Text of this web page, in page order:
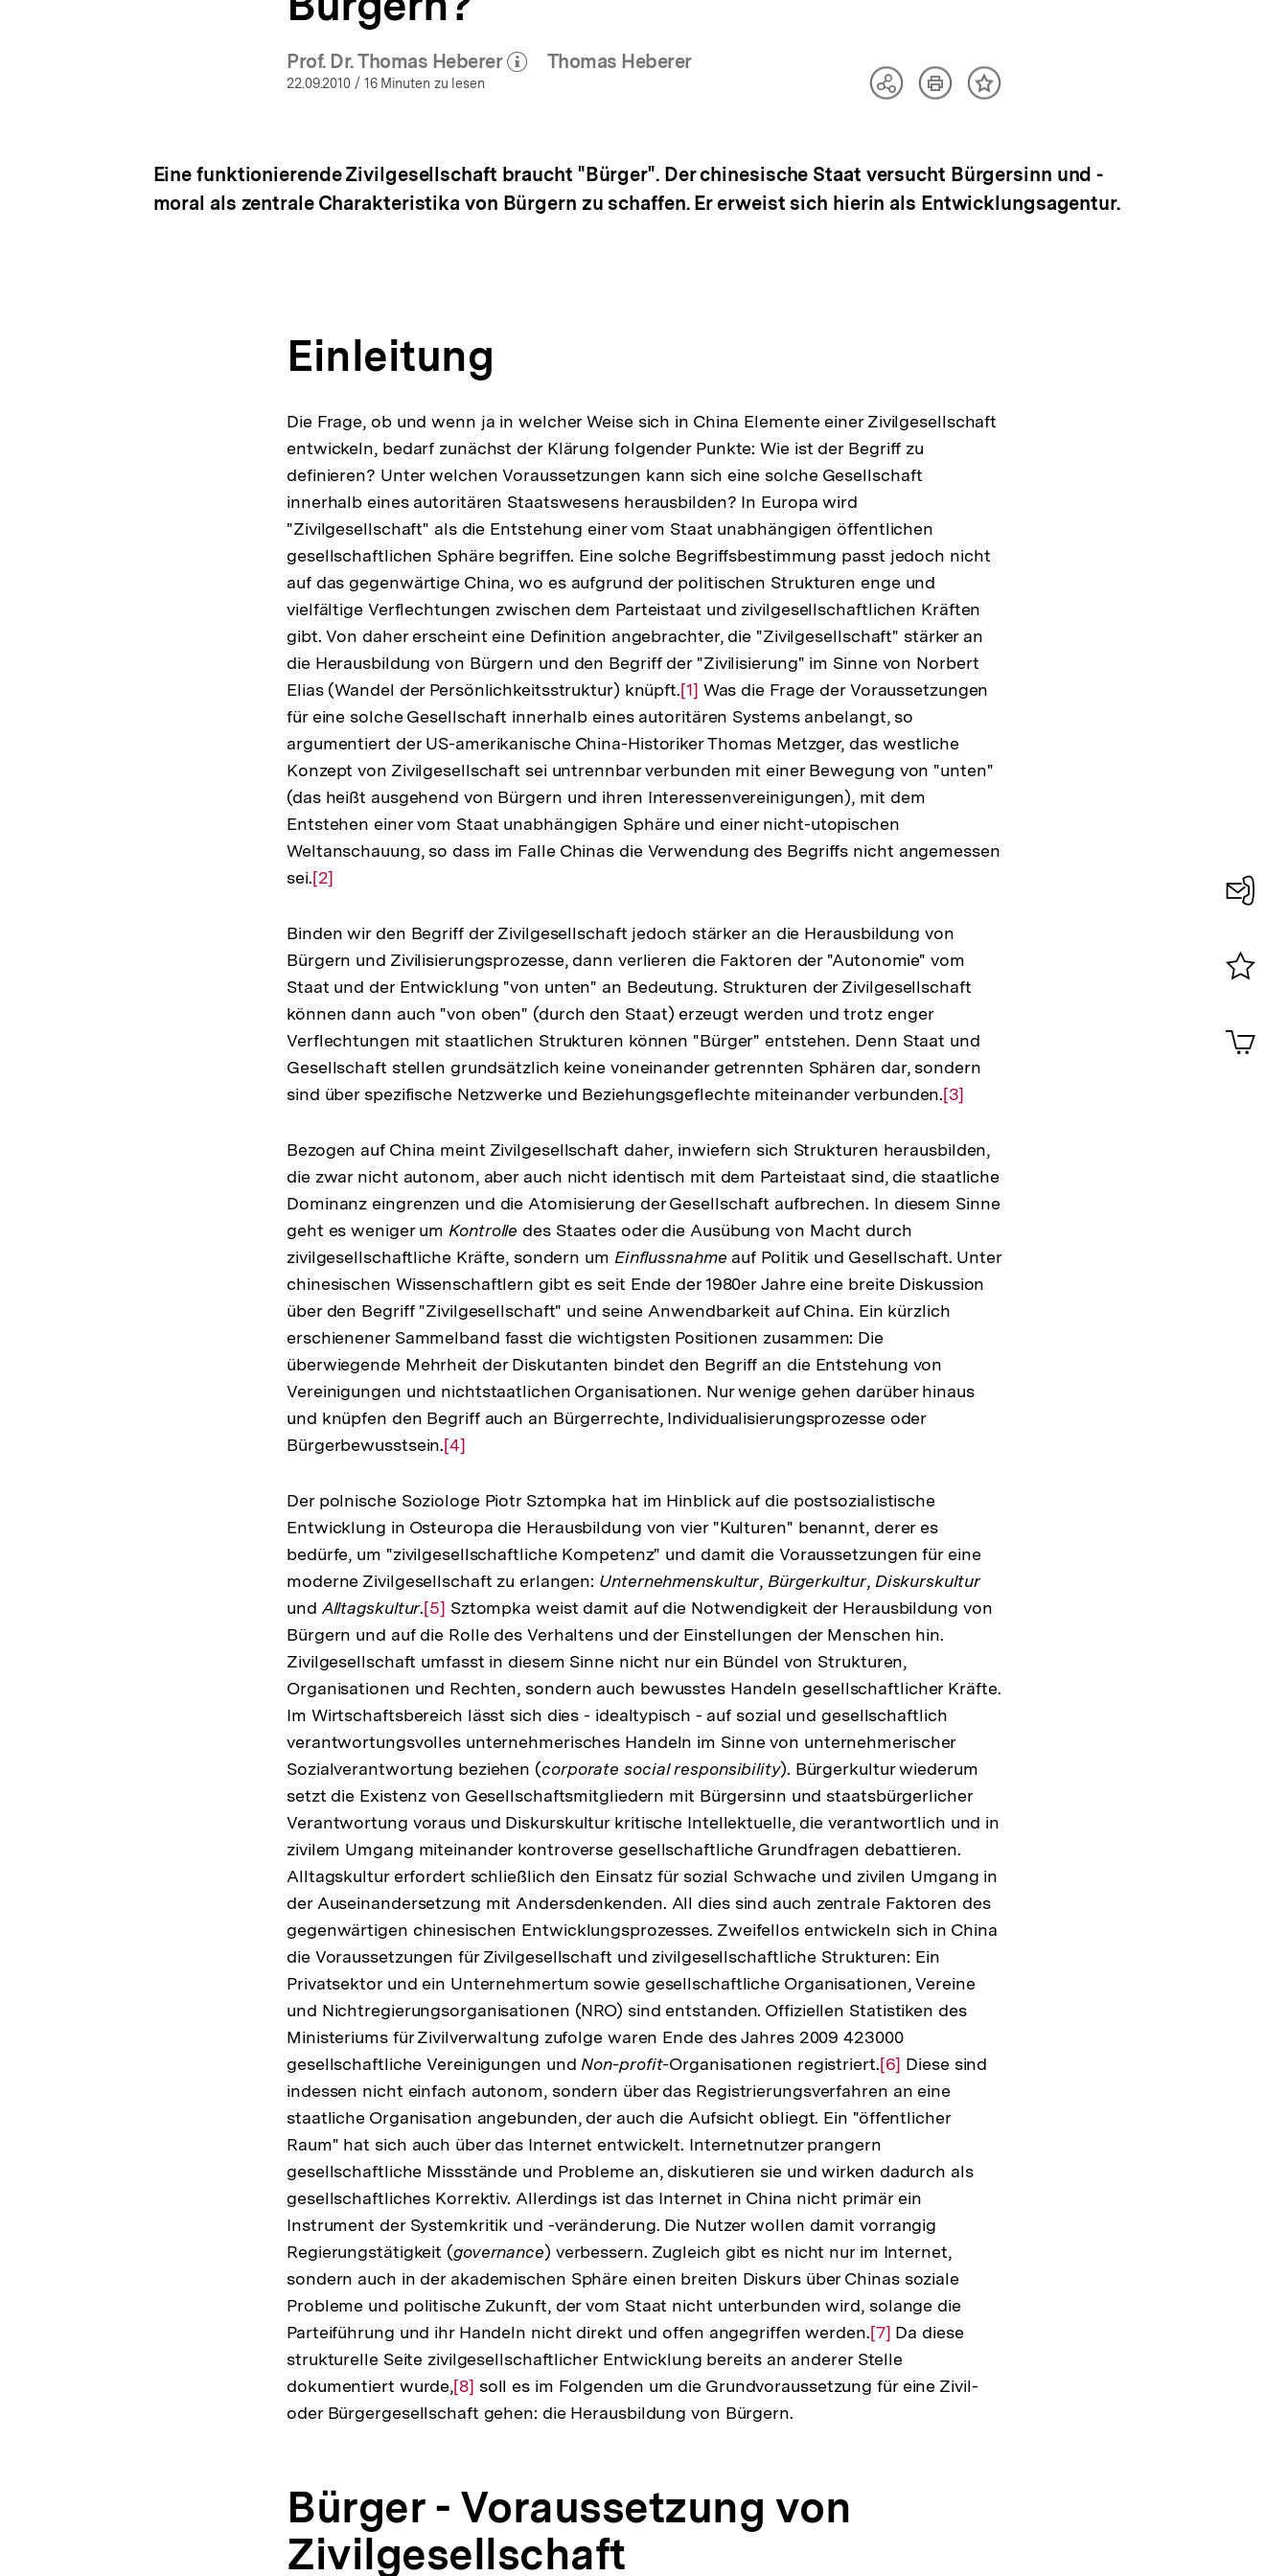
Prof. Dr. Thomas Heberer
(Mehr zum Autor)
Thomas Heberer
22.09.2010 / 16 Minuten zu lesen
TeilenArtikelInhalt
Eine funktionierende Zivilgesellschaft braucht "Bürger". Der chinesische Staat versucht Bürgersinn und -
moral als zentrale Charakteristika von Bürgern zu schaffen. Er erweist sich hierin als Entwicklungsagentur.
Einleitung
Die Frage, ob und wenn ja in welcher Weise sich in China Elemente einer Zivilgesellschaft
entwickeln, bedarf zunächst der Klärung folgender Punkte: Wie ist der Begriff zu
definieren? Unter welchen Voraussetzungen kann sich eine solche Gesellschaft
innerhalb eines autoritären Staatswesens herausbilden? In Europa wird
"Zivilgesellschaft" als die Entstehung einer vom Staat unabhängigen öffentlichen
gesellschaftlichen Sphäre begriffen. Eine solche Begriffsbestimmung passt jedoch nicht
auf das gegenwärtige China, wo es aufgrund der politischen Strukturen enge und
vielfältige Verflechtungen zwischen dem Parteistaat und zivilgesellschaftlichen Kräften
gibt. Von daher erscheint eine Definition angebrachter, die "Zivilgesellschaft" stärker an
die Herausbildung von Bürgern und den Begriff der "Zivilisierung" im Sinne von Norbert
Elias (Wandel der Persönlichkeitsstruktur) knüpft.Zur
Auflösung
der
Fußnote
[1] Was die Frage der Voraussetzungen
für eine solche Gesellschaft innerhalb eines autoritären Systems anbelangt, so
argumentiert der US-amerikanische China-Historiker Thomas Metzger, das westliche
Konzept von Zivilgesellschaft sei untrennbar verbunden mit einer Bewegung von "unten"
(das heißt ausgehend von Bürgern und ihren Interessenvereinigungen), mit dem
Entstehen einer vom Staat unabhängigen Sphäre und einer nicht-utopischen
Weltanschauung, so dass im Falle Chinas die Verwendung des Begriffs nicht angemessen
sei.Zur
der
Fußnote
[2]
Binden wir den Begriff der Zivilgesellschaft jedoch stärker an die Herausbildung von
Bürgern und Zivilisierungsprozesse, dann verlieren die Faktoren der "Autonomie" vom
Staat und der Entwicklung "von unten" an Bedeutung. Strukturen der Zivilgesellschaft
können dann auch "von oben" (durch den Staat) erzeugt werden und trotz enger
Verflechtungen mit staatlichen Strukturen können "Bürger" entstehen. Denn Staat und
Gesellschaft stellen grundsätzlich keine voneinander getrennten Sphären dar, sondern
sind über spezifische Netzwerke und Beziehungsgeflechte miteinander verbunden.Zur
der
Fußnote
[3]
Bezogen auf China meint Zivilgesellschaft daher, inwiefern sich Strukturen herausbilden,
die zwar nicht autonom, aber auch nicht identisch mit dem Parteistaat sind, die staatliche
Dominanz eingrenzen und die Atomisierung der Gesellschaft aufbrechen. In diesem Sinne
geht es weniger umKontrolle des Staates oder die Ausübung von Macht durch
zivilgesellschaftliche Kräfte, sondern um Einflussnahme auf Politik und Gesellschaft. Unter
chinesischen Wissenschaftlern gibt es seit Ende der 1980er Jahre eine breite Diskussion
über den Begriff "Zivilgesellschaft" und seine Anwendbarkeit auf China. Ein kürzlich
erschienener Sammelband fasst die wichtigsten Positionen zusammen: Die
überwiegende Mehrheit der Diskutanten bindet den Begriff an die Entstehung von
Vereinigungen und nichtstaatlichen Organisationen. Nur wenige gehen darüber hinaus
und knüpfen den Begriff auch an Bürgerrechte, Individualisierungsprozesse oder
Bürgerbewusstsein.Zur
der
Fußnote
[4]
Der polnische Soziologe Piotr Sztompka hat im Hinblick auf die postsozialistische
Entwicklung in Osteuropa die Herausbildung von vier "Kulturen" benannt, derer es
bedürfe, um "zivilgesellschaftliche Kompetenz" und damit die Voraussetzungen für eine
moderne Zivilgesellschaft zu erlangen: Unternehmenskultur,Bürgerkultur, Diskurskultur
undAlltagskultur.Zur
Auflösung
der
Fußnote
[5] Sztompka weist damit auf die Notwendigkeit der Herausbildung von
Bürgern und auf die Rolle des Verhaltens und der Einstellungen der Menschen hin.
Zivilgesellschaft umfasst in diesem Sinne nicht nur ein Bündel von Strukturen,
Organisationen und Rechten, sondern auch bewusstes Handeln gesellschaftlicher Kräfte.
Im Wirtschaftsbereich lässt sich dies - idealtypisch - auf sozial und gesellschaftlich
verantwortungsvolles unternehmerisches Handeln im Sinne von unternehmerischer
Sozialverantwortung beziehen (corporate social responsibility). Bürgerkultur wiederum
setzt die Existenz von Gesellschaftsmitgliedern mit Bürgersinn und staatsbürgerlicher
Verantwortung voraus und Diskurskultur kritische Intellektuelle, die verantwortlich und in
zivilem Umgang miteinander kontroverse gesellschaftliche Grundfragen debattieren.
Alltagskultur erfordert schließlich den Einsatz für sozial Schwache und zivilen Umgang in
der Auseinandersetzung mit Andersdenkenden. All dies sind auch zentrale Faktoren des
gegenwärtigen chinesischen Entwicklungsprozesses. Zweifellos entwickeln sich in China
die Voraussetzungen für Zivilgesellschaft und zivilgesellschaftliche Strukturen: Ein
Privatsektor und ein Unternehmertum sowie gesellschaftliche Organisationen, Vereine
und Nichtregierungsorganisationen (NRO) sind entstanden. Offiziellen Statistiken des
Ministeriums für Zivilverwaltung zufolge waren Ende des Jahres 2009 423000
gesellschaftliche Vereinigungen undNon-profit-Organisationen registriert.Zur
Auflösung
der
Fußnote
[6] Diese sind
indessen nicht einfach autonom, sondern über das Registrierungsverfahren an eine
staatliche Organisation angebunden, der auch die Aufsicht obliegt. Ein "öffentlicher
Raum" hat sich auch über das Internet entwickelt. Internetnutzer prangern
gesellschaftliche Missstände und Probleme an, diskutieren sie und wirken dadurch als
gesellschaftliches Korrektiv. Allerdings ist das Internet in China nicht primär ein
Instrument der Systemkritik und -veränderung. Die Nutzer wollen damit vorrangig
Regierungstätigkeit (governance) verbessern. Zugleich gibt es nicht nur im Internet,
sondern auch in der akademischen Sphäre einen breiten Diskurs über Chinas soziale
Probleme und politische Zukunft, der vom Staat nicht unterbunden wird, solange die
Parteiführung und ihr Handeln nicht direkt und offen angegriffen werden.Zur
Auflösung
der
[7] Da diese
strukturelle Seite zivilgesellschaftlicher Entwicklung bereits an anderer Stelle
dokumentiert wurde,Zur
Auflösung
[8] soll es im Folgenden um die Grundvoraussetzung für eine Zivil-
oder Bürgergesellschaft gehen: die Herausbildung von Bürgern.
Bürger - Voraussetzung von
Zivilgesellschaft